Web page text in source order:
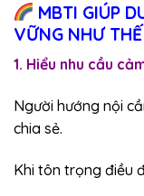
MBTI GIÚP
VỮNG NHƯ
1. Hiểu nhu cầu
Người hướng nội
chia sẻ.
Khi tôn trọng điều